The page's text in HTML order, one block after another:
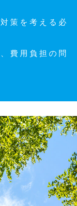
策を考える必
費用負担の問